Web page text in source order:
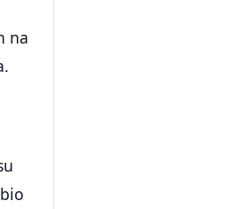
na